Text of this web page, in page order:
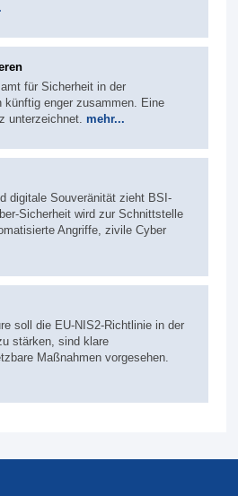
für Sicherheit in der
künftig enger zusammen. Eine
unterzeichnet. mehr...
digitale Souveränität zieht BSI-
Sicherheit wird zur Schnittstelle
Angriffe, zivile Cyber
soll die EU‑NIS2‑Richtlinie in der
stärken, sind klare
Maßnahmen vorgesehen.